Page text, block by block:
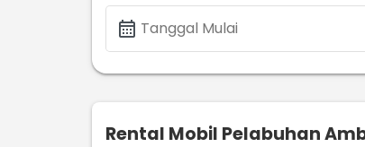
calendar_month Tanggal Mulai
Rental Mobil Pelabuhan